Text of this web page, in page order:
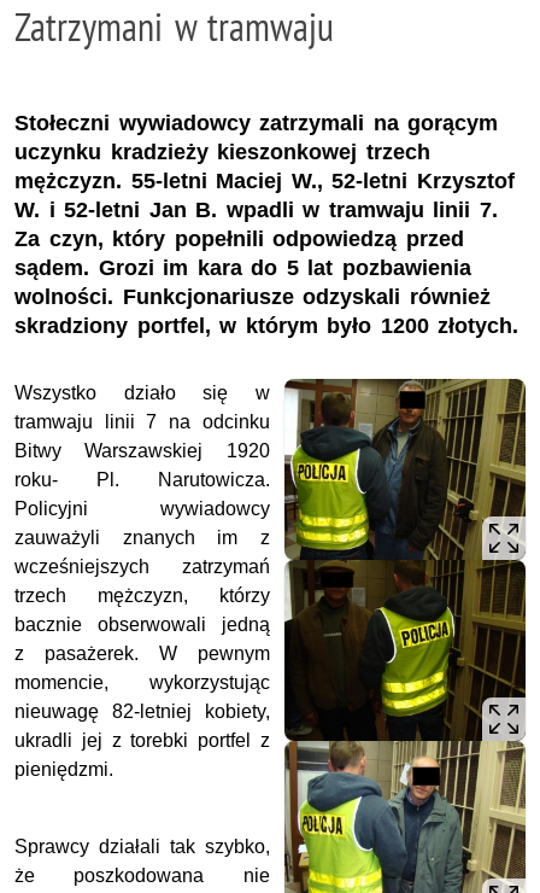
Zatrzymani w tramwaju
Stołeczni wywiadowcy zatrzymali na gorącym
uczynku kradzieży kieszonkowej trzech
mężczyzn. 55-letni Maciej W., 52-letni Krzysztof
W. i 52-letni Jan B. wpadli w tramwaju linii 7.
Za czyn, który popełnili odpowiedzą przed
sądem. Grozi im kara do 5 lat pozbawienia
wolności. Funkcjonariusze odzyskali również
skradziony portfel, w którym było 1200 złotych.
Wszystko działo się w
tramwaju linii 7 na odcinku
Bitwy Warszawskiej 1920
roku- Pl. Narutowicza.
Policyjni wywiadowcy
zauważyli znanych im z
wcześniejszych zatrzymań
trzech mężczyzn, którzy
bacznie obserwowali jedną
z pasażerek. W pewnym
momencie, wykorzystując
nieuwagę 82-letniej kobiety,
ukradli jej z torebki portfel z
pieniędzmi.
Sprawcy działali tak szybko,
że poszkodowana nie